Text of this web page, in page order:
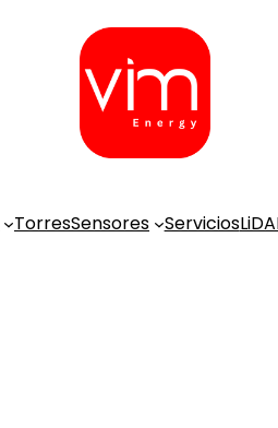
TorresSensores Servicios